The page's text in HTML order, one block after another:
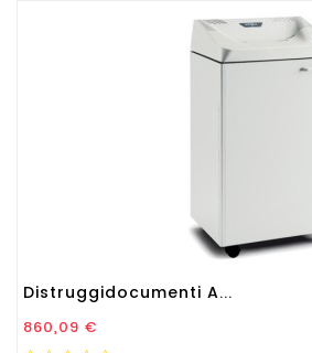
Distruggidocumenti A...
Prezzo
860,09 €